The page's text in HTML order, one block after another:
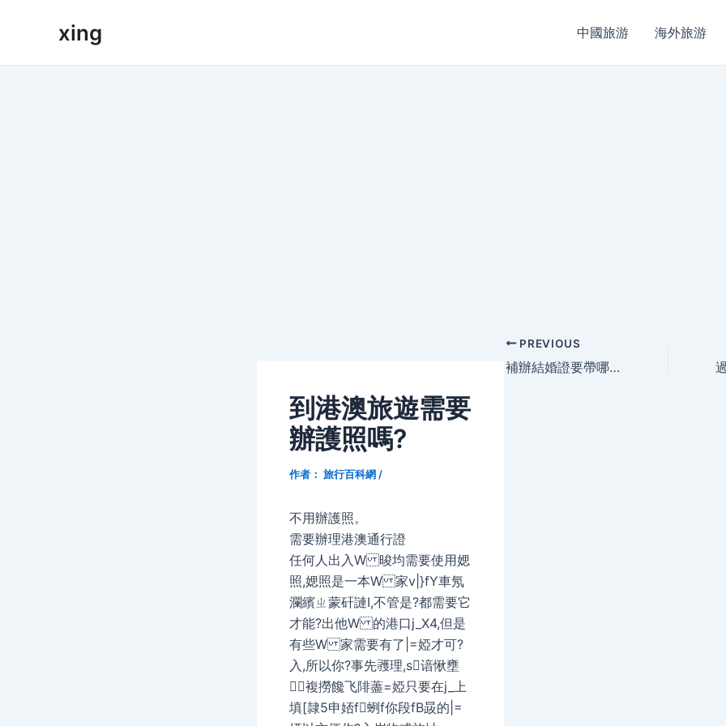
xing 中國旅游 海外旅游
到港澳旅遊需要
辦護照嗎?
作者： 旅行百科網 /
不用辦護照。
需要辦理港澳通行證
任何人出入W 晙均需要使用媤
照,媤照是一本W 家v|}fY車氖
瀾繽ㄓ蒙矸謰I,不管是?都需要它
才能?出他W 的港口j_X4,但是
有些W 家需要有了|=婭才可?
入,所以你?事先彟理,s谙愀壅
複撈饞飞陫藎=婭只要在j_上
填[隷5申娝f蛚f你段fB晸的|=
Post
navigation
PREVIOUS
補辦結婚證要帶哪些材料？